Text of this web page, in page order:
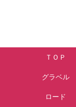
ＴＯＰ
グラベル
ロード